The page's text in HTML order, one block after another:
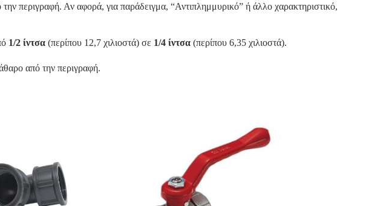
περιγραφή. Αν αφορά, για παράδειγμα, “Αντιπλημμυρικό” ή άλλο χαρακτηριστικό,
1/2 ίντσα (περίπου 12,7 χιλιοστά) σε 1/4 ίντσα (περίπου 6,35 χιλιοστά).
από την περιγραφή.